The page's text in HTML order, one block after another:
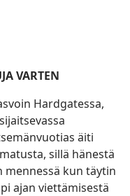
VARTEN
Hardgatessa,
äiti
sillä hänestä
mennessä kun täytin
ajan viettämisestä